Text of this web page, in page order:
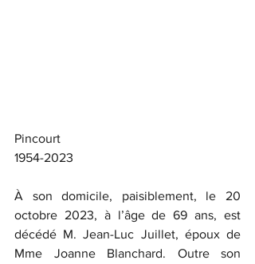
Pincourt
1954-2023
À son domicile, paisiblement, le 20
octobre 2023, à l’âge de 69 ans, est
décédé M. Jean-Luc Juillet, époux de
Mme Joanne Blanchard. Outre son